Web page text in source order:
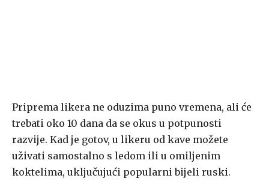
Priprema likera ne oduzima puno vremena, ali će
trebati oko 10 dana da se okus u potpunosti
razvije. Kad je gotov, u likeru od kave možete
uživati ​​samostalno s ledom ili u omiljenim
koktelima, uključujući popularni bijeli ruski.